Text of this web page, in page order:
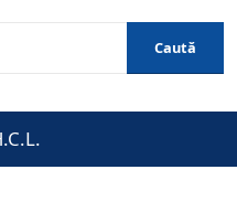
Caută